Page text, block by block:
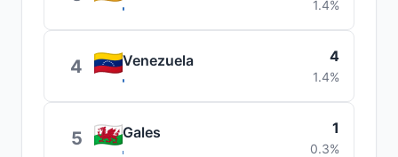
1.4%
4 Venezuela 4
1.4%
5 Gales 1
0.3%